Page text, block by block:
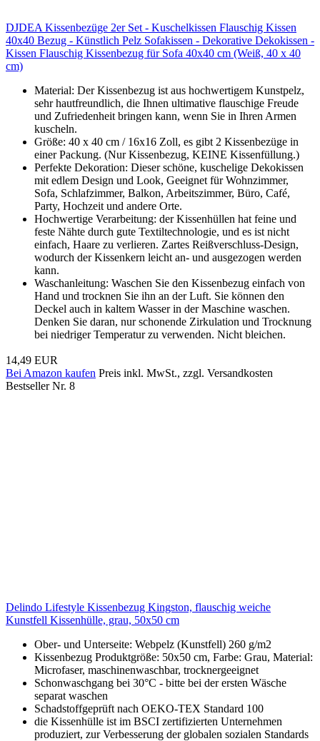
DJDEA Kissenbezüge 2er Set - Kuschelkissen Flauschig Kissen
40x40 Bezug - Künstlich Pelz Sofakissen - Dekorative Dekokissen -
Kissen Flauschig Kissenbezug für Sofa 40x40 cm (Weiß, 40 x 40
cm)
Material: Der Kissenbezug ist aus hochwertigem Kunstpelz,
sehr hautfreundlich, die Ihnen ultimative flauschige Freude
und Zufriedenheit bringen kann, wenn Sie in Ihren Armen
kuscheln.
Größe: 40 x 40 cm / 16x16 Zoll, es gibt 2 Kissenbezüge in
einer Packung. (Nur Kissenbezug, KEINE Kissenfüllung.)
Perfekte Dekoration: Dieser schöne, kuschelige Dekokissen
mit edlem Design und Look, Geeignet für Wohnzimmer,
Sofa, Schlafzimmer, Balkon, Arbeitszimmer, Büro, Café,
Party, Hochzeit und andere Orte.
Hochwertige Verarbeitung: der Kissenhüllen hat feine und
feste Nähte durch gute Textiltechnologie, und es ist nicht
einfach, Haare zu verlieren. Zartes Reißverschluss-Design,
wodurch der Kissenkern leicht an- und ausgezogen werden
kann.
Waschanleitung: Waschen Sie den Kissenbezug einfach von
Hand und trocknen Sie ihn an der Luft. Sie können den
Deckel auch in kaltem Wasser in der Maschine waschen.
Denken Sie daran, nur schonende Zirkulation und Trocknung
bei niedriger Temperatur zu verwenden. Nicht bleichen.
14,49 EUR
Bei Amazon kaufen Preis inkl. MwSt., zzgl. Versandkosten
Bestseller Nr. 8
Delindo Lifestyle Kissenbezug Kingston, flauschig weiche
Kunstfell Kissenhülle, grau, 50x50 cm
Ober- und Unterseite: Webpelz (Kunstfell) 260 g/m2
Kissenbezug Produktgröße: 50x50 cm, Farbe: Grau, Material:
Microfaser, maschinenwaschbar, trocknergeeignet
Schonwaschgang bei 30°C - bitte bei der ersten Wäsche
separat waschen
Schadstoffgeprüft nach OEKO-TEX Standard 100
die Kissenhülle ist im BSCI zertifizierten Unternehmen
produziert, zur Verbesserung der globalen sozialen Standards